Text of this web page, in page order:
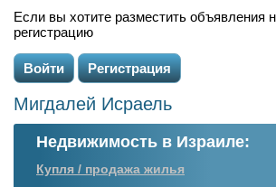
Если вы хотите разместить объявления
регистрацию
Войти Регистрация
Мигдалей Исраель
Недвижимость в Израиле:
Купля / продажа жилья